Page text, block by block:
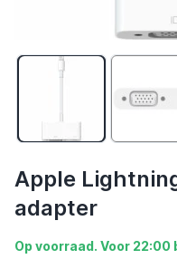
Apple
adapter
Op voorraad. Voor